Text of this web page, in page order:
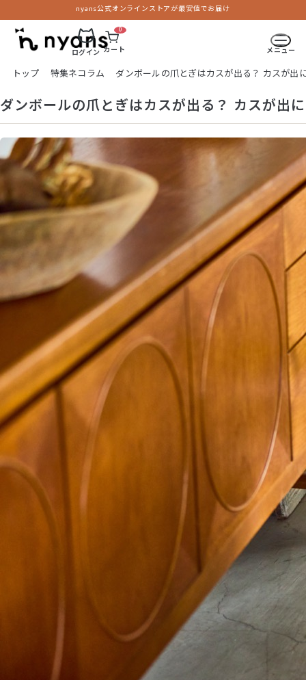
nyans公式オンラインストアが最安値でお届け
メニュー
ログイン
0
カート
トップ 特集ネコラム ダンボールの爪とぎはカスが出る？ カスが出
ダンボールの爪とぎはカスが出る？ カスが出